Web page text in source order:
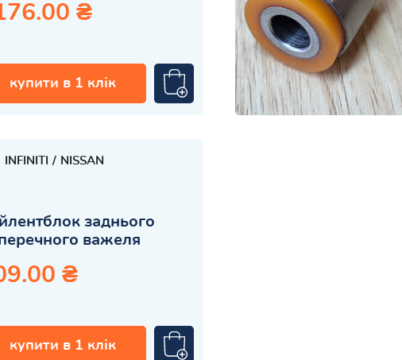
₴
купити в 1 клік
INFINITI NISSAN
заднього
важеля
₴
купити в 1 клік